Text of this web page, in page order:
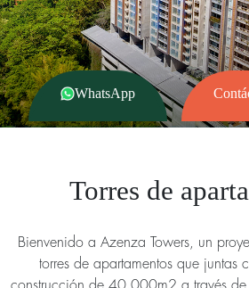
WhatsApp
Torres de
Bienvenido a Azenza Towers, un
torres de apartamentos que juntas